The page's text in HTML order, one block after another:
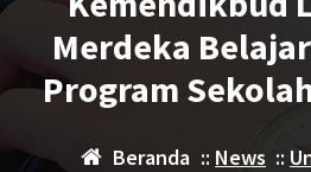
Merdeka
Program
Beranda :: News ::